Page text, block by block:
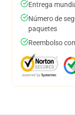
Entrega
Número de
paquetes
Reembolso